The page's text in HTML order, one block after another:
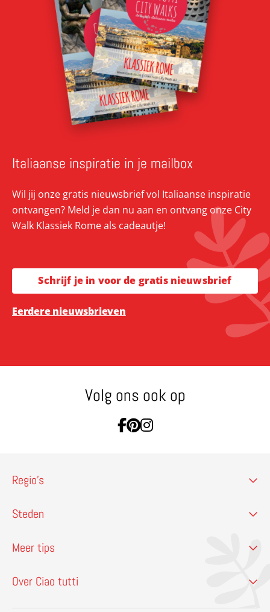
Italiaanse inspiratie in je mailbox
Wil jij onze gratis nieuwsbrief vol Italiaanse inspiratie
ontvangen? Meld je dan nu aan en ontvang onze City
Walk Klassiek Rome als cadeautje!
Schrijf je in voor de gratis nieuwsbrief
Eerdere nieuwsbrieven
Volg ons ook op
Ga naar Facebook
Ga naar Pinterest
Ga naar Instagram
Regio’s
Steden
Meer tips
Over Ciao tutti